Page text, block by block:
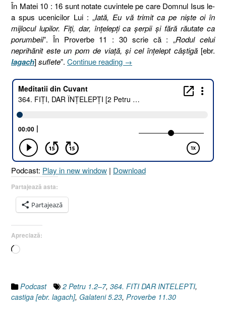
În Matei 10 : 16 sunt notate cuvintele pe care Domnul Isus le-
a spus ucenicilor Lui : „Iată, Eu vă trimit ca pe nişte oi în
mijlocul lupilor. Fiţi, dar, înţelepţi ca şerpii şi fără răutate ca
porumbeii”. În Proverbe 11 : 30 scrie că : „Rodul celui
neprihănit este un pom de viaţă, şi cel înţelept câştigă [ebr.
lagach]suflete”. Continue reading „364.
DAR
[2
Proverbe
11.30
→
Podcast: Play in new window | Download
Partajează asta:
Partajează
Apreciază:
Încarc...
Podcast 2 Petru 1.2–7, 364. FITI DAR INTELEPTI,
castiga [ebr. lagach], Galateni 5.23, Proverbe 11.30